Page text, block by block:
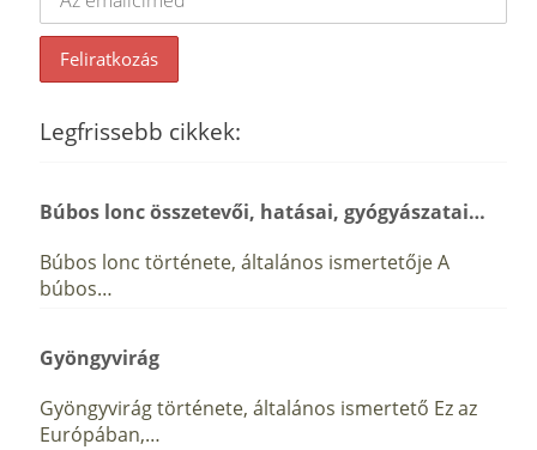
Legfrissebb cikkek:
Búbos lonc összetevői, hatásai, gyógyászatai…
Búbos lonc története, általános ismertetője A
búbos…
Gyöngyvirág
Gyöngyvirág története, általános ismertető Ez az
Európában,…